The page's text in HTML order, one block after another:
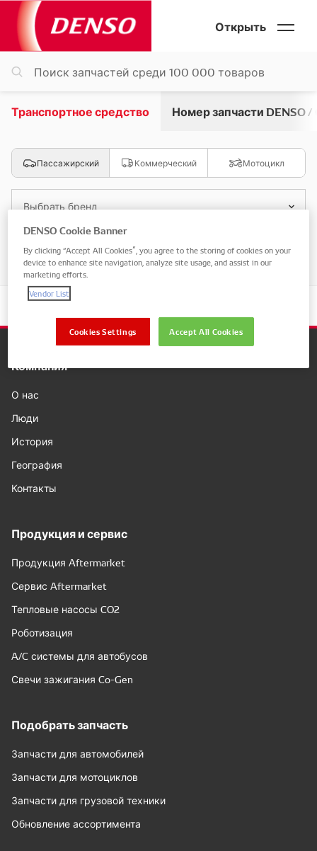
Открыть
Транспортное средство Номер запчасти DENSO /
Пассажирский Коммерческий Мотоцикл
Выбрать бренд
Выбрать модель
Компания
О нас
Люди
История
География
Контакты
Продукция и сервис
Продукция Aftermarket
Сервис Aftermarket
Тепловые насосы CO2
Роботизация
A/C системы для автобусов
Свечи зажигания Co-Gen
Подобрать запчасть
Запчасти для автомобилей
Запчасти для мотоциклов
Запчасти для грузовой техники
Обновление ассортимента
DENSO Cookie Banner
By clicking “Accept All Cookies”, you agree to the storing of cookies on your
device to enhance site navigation, analyze site usage, and assist in our
marketing efforts.
Vendor List
Accept All Cookies
Cookies Settings